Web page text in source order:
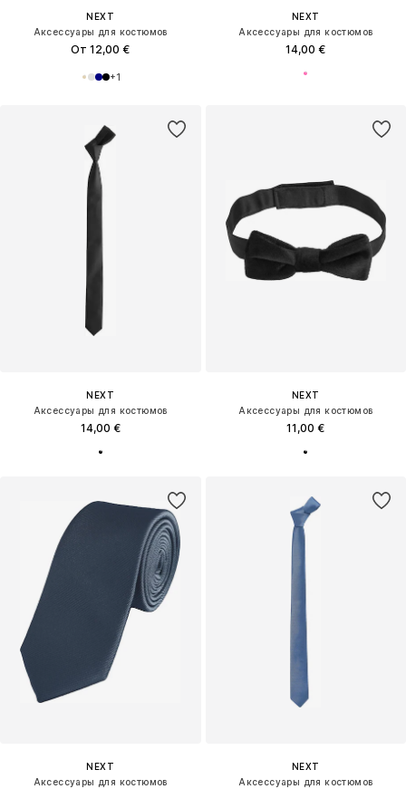
NEXT
Аксессуары для костюмов
От 12,00 €
+1
NEXT
Аксессуары для костюмов
14,00 €
NEXT
Аксессуары для костюмов
14,00 €
NEXT
Аксессуары для костюмов
11,00 €
NEXT
Аксессуары для костюмов
NEXT
Аксессуары для костюмов